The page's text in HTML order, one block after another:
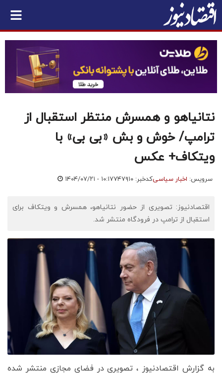
نتانیاهو و همسرش منتظر استقبال از
ترامپ/ خوش و بش «بی بی» با
ویتکاف+ عکس
سرویس: اخبار سیاسیکدخبر: ۷۴۷۹۱۰ ۱۴۰۴/۰۷/۲۱ - ۱۰:۱۷
اقتصادنیوز: تصویری از حضور نتانیاهو، همسرش و ویتکاف برای
استقبال از ترامپ در فرودگاه منتشر شد.
به گزارش اقتصادنیوز ، تصویری در فضای مجازی منتشر شده